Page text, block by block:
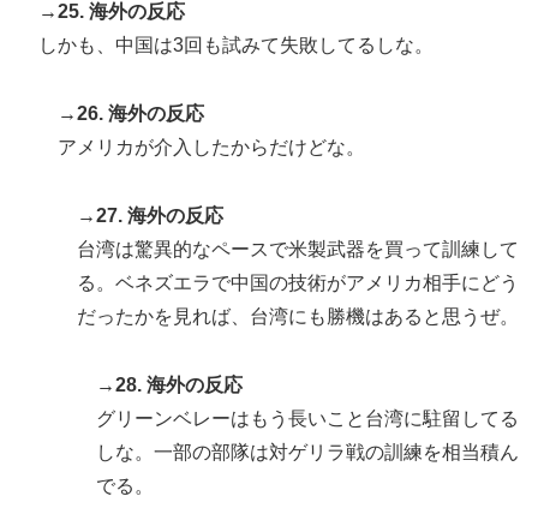
→25. 海外の反応
しかも、中国は3回も試みて失敗してるしな。
→26. 海外の反応
アメリカが介入したからだけどな。
→27. 海外の反応
台湾は驚異的なペースで米製武器を買って訓練して
る。ベネズエラで中国の技術がアメリカ相手にどう
だったかを見れば、台湾にも勝機はあると思うぜ。
→28. 海外の反応
グリーンベレーはもう長いこと台湾に駐留してる
しな。一部の部隊は対ゲリラ戦の訓練を相当積ん
でる。